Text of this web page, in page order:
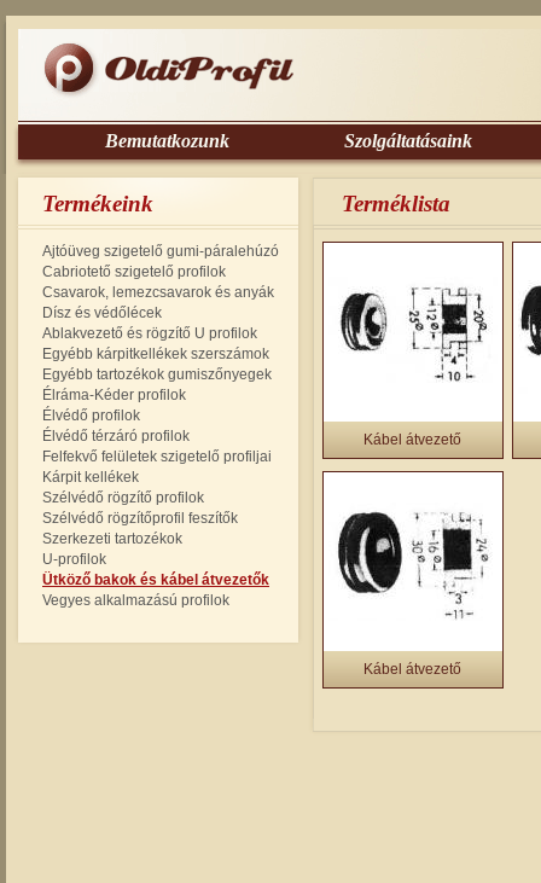
Bemutatkozunk Szolgáltatásaink
Termékeink
Ajtóüveg szigetelő gumi-páralehúzó
Cabriotető szigetelő profilok
Csavarok, lemezcsavarok és anyák
Dísz és védőlécek
Ablakvezető és rögzítő U profilok
Egyébb kárpitkellékek szerszámok
Egyébb tartozékok gumiszőnyegek
Élráma-Kéder profilok
Élvédő profilok
Élvédő térzáró profilok
Felfekvő felületek szigetelő profiljai
Kárpit kellékek
Szélvédő rögzítő profilok
Szélvédő rögzítőprofil feszítők
Szerkezeti tartozékok
U-profilok
Ütköző bakok és kábel átvezetők
Vegyes alkalmazású profilok
Terméklista
Kábel átvezető
Kábel átvezető